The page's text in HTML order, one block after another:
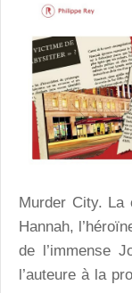
Murder City.
Hannah,
de l’immense
l’auteure à la